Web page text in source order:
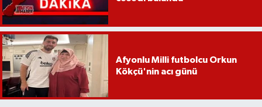
Afyonlu Milli futbolcu Orkun
Kökçü'nin acı günü